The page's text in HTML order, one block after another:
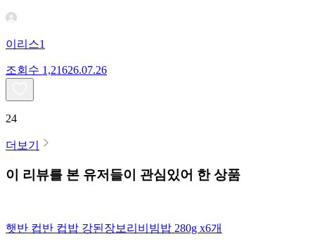
이리스1
조회수 1,21626.07.26
24
더보기
이 리뷰를 본 유저들이 관심있어 한 상품
햇반 컵반 컵밥 강된장보리비빔밥 280g x6개